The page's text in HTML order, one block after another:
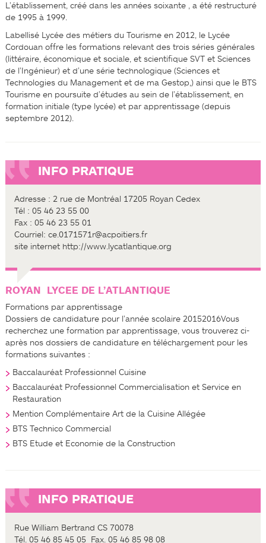
L’établissement, créé dans les années soixante , a été restructuré
de 1995 à 1999.
Labellisé Lycée des métiers du Tourisme en 2012, le Lycée
Cordouan offre les formations relevant des trois séries générales
(littéraire, économique et sociale, et scientifique SVT et Sciences
de l’Ingénieur) et d’une série technologique (Sciences et
Technologies du Management et de ma Gestop,) ainsi que le BTS
Tourisme en poursuite d’études au sein de l’établissement, en
formation initiale (type lycée) et par apprentissage (depuis
septembre 2012).
INFO PRATIQUE
Adresse : 2 rue de Montréal 17205 Royan Cedex
Tél : 05 46 23 55 00
Fax : 05 46 23 55 01
Courriel: ce.0171571r@ac­poitiers.fr
site internet http://www.lyc­atlantique.org
ROYAN ­ LYCEE DE L’ATLANTIQUE
Formations par apprentissage
Dossiers de candidature pour l’année scolaire 2015­2016Vous
recherchez une formation par apprentissage, vous trouverez ci­-
après nos dossiers de candidature en téléchargement pour les
formations suivantes :
Baccalauréat Professionnel Cuisine
Baccalauréat Professionnel Commercialisation et Service en
Restauration
Mention Complémentaire Art de la Cuisine Allégée
BTS Technico Commercial
BTS Etude et Economie de la Construction
INFO PRATIQUE
Rue William Bertrand CS 70078
Tél. 05 46 85 45 05 ­ Fax. 05 46 85 98 08